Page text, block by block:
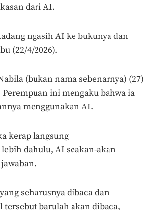
dari AI.
ngasih AI ke bukunya dan
(22/4/2026).
(bukan nama sebenarnya) (27)
ini mengaku bahwa ia
menggunakan AI.
kerap langsung
dahulu, AI seakan-akan
seharusnya dibaca dan
barulah akan dibaca,